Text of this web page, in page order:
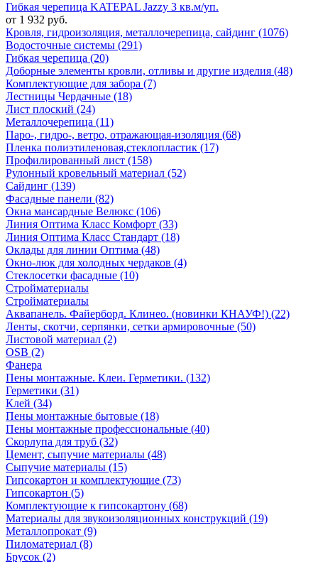
Гибкая черепица KATEPAL Jazzy 3 кв.м/уп.
от 1 932 руб.
Кровля, гидроизоляция, металлочерепица, сайдинг (1076)
Водосточные системы (291)
Гибкая черепица (20)
Доборные элементы кровли, отливы и другие изделия (48)
Комплектующие для забора (7)
Лестницы Чердачные (18)
Лист плоский (24)
Металлочерепица (11)
Паро-, гидро-, ветро, отражающая-изоляция (68)
Пленка полиэтиленовая,стеклопластик (17)
Профилированный лист (158)
Рулонный кровельный материал (52)
Сайдинг (139)
Фасадные панели (82)
Окна мансардные Велюкс (106)
Линия Оптима Класс Комфорт (33)
Линия Оптима Класс Стандарт (18)
Оклады для линии Оптима (48)
Окно-люк для холодных чердаков (4)
Стеклосетки фасадные (10)
Стройматериалы
Стройматериалы
Аквапанель. Файерборд. Клинео. (новинки КНАУФ!) (22)
Ленты, скотчи, серпянки, сетки армировочные (50)
Листовой материал (2)
OSB (2)
Фанера
Пены монтажные. Клеи. Герметики. (132)
Герметики (31)
Клей (34)
Пены монтажные бытовые (18)
Пены монтажные профессиональные (40)
Скорлупа для труб (32)
Цемент, сыпучие материалы (48)
Сыпучие материалы (15)
Гипсокартон и комплектующие (73)
Гипсокартон (5)
Комплектующие к гипсокартону (68)
Материалы для звукоизоляционных конструкций (19)
Металлопрокат (9)
Пиломатериал (8)
Брусок (2)